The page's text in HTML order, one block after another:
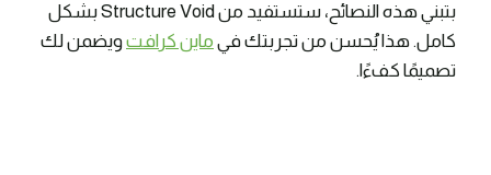
بتبني هذه النصائح، ستستفيد من Structure Void بشكل
كامل. هذا يُحسن من تجربتك في ماين كرافتويضمن لك
تصميمًا كفءًا.